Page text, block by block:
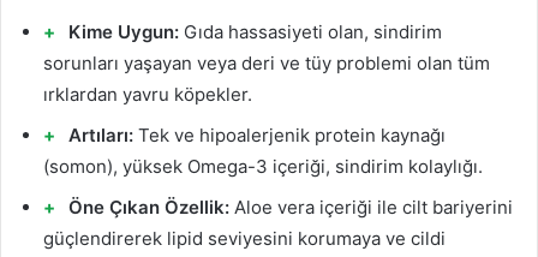
Kime Uygun: Gıda hassasiyeti olan, sindirim
sorunları yaşayan veya deri ve tüy problemi olan tüm
ırklardan yavru köpekler.
Artıları: Tek ve hipoalerjenik protein kaynağı
(somon), yüksek Omega-3 içeriği, sindirim kolaylığı.
Öne Çıkan Özellik: Aloe vera içeriği ile cilt bariyerini
güçlendirerek lipid seviyesini korumaya ve cildi